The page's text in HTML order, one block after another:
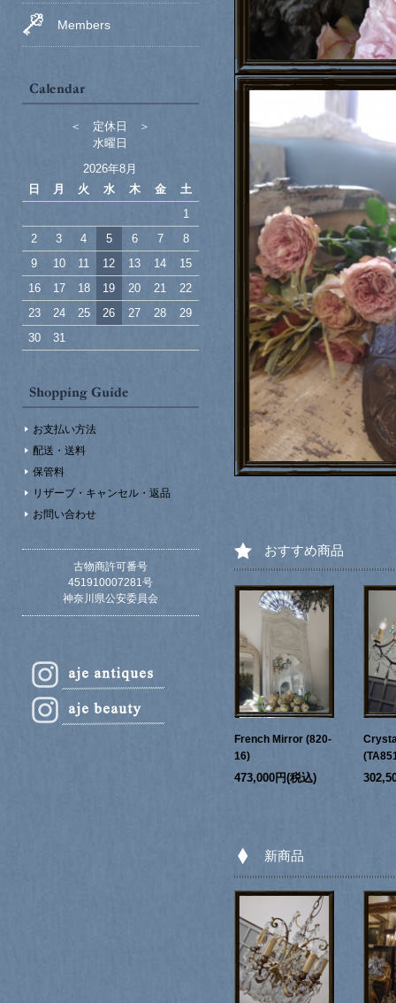
Members
＜ 定休日 ＞
水曜日
2026年8月
日
月 火 水 木 金
土
1
2
3 4 5 6 7
8
9
10 11 12 13 14
15
16
17 18 19 20 21
22
23
24 25 26 27 28
29
30
31
お支払い方法
配送・送料
保管料
リザーブ・キャンセル・返品
お問い合わせ
古物商許可番号
451910007281号
神奈川県公安委員会
おすすめ商品
French Mirror (820-
16)
473,000円(税込)
新商品